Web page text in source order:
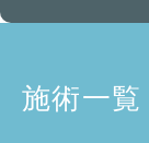
施術一覧